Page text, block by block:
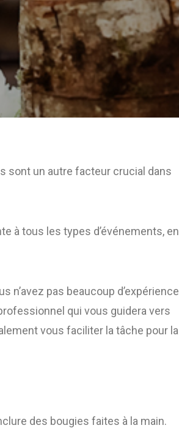
sont un autre facteur crucial dans
à tous les types d’événements, en
n’avez pas beaucoup d’expérience
qui vous guidera vers
vous faciliter la tâche pour la
des bougies faites à la main.